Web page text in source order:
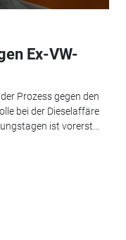
Ex-VW-
Prozess gegen den
bei der Dieselaffäre
ist vorerst...